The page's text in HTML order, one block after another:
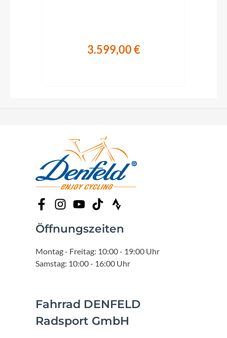
3.599,00 €
Öffnungszeiten
Montag - Freitag: 10:00 - 19:00 Uhr
Samstag: 10:00 - 16:00 Uhr
Fahrrad DENFELD
Radsport GmbH